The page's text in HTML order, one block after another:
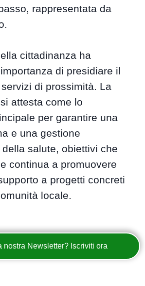
rappresentata da
cittadinanza ha
di presidiare il
di prossimità. La
attesta come lo
per garantire una
e una gestione
salute, obiettivi che
continua a promuovere
a progetti concreti
locale.
nostra Newsletter? Iscriviti ora